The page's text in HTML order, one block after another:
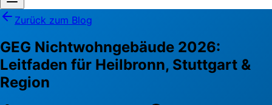
Zurück zum Blog
GEG Nichtwohngebäude 2026:
Leitfaden für Heilbronn, Stuttgart &
Region